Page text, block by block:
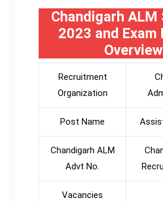
Chandigarh ALM
2023 and Exam
Overview
Recruitment
Organization
Post Name
Chandigarh ALM
Advt No.
Vacancies